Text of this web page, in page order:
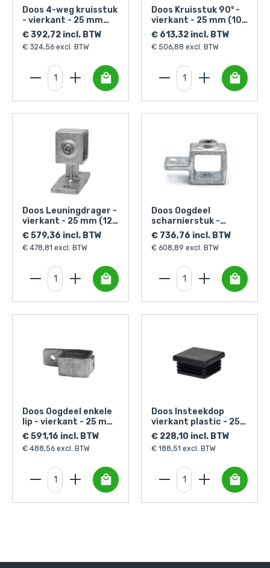
Doos 4-weg kruisstuk
- vierkant - 25 mm
(30 stuks)
€ 392,72 incl. BTW
€ 324,56 excl. BTW
Doos Kruisstuk 90° -
vierkant - 25 mm (100
stuks)
€ 613,32 incl. BTW
€ 506,88 excl. BTW
Doos Leuningdrager -
vierkant - 25 mm (120
stuks)
€ 579,36 incl. BTW
€ 478,81 excl. BTW
Doos Oogdeel
scharnierstuk -
vierkant - 25 mm (170
stuks)
€ 736,76 incl. BTW
€ 608,89 excl. BTW
Doos Oogdeel enkele
lip - vierkant - 25 mm
(150 stuks)
€ 591,16 incl. BTW
€ 488,56 excl. BTW
Doos Insteekdop
vierkant plastic - 25
mm (100 stuks)
€ 228,10 incl. BTW
€ 188,51 excl. BTW